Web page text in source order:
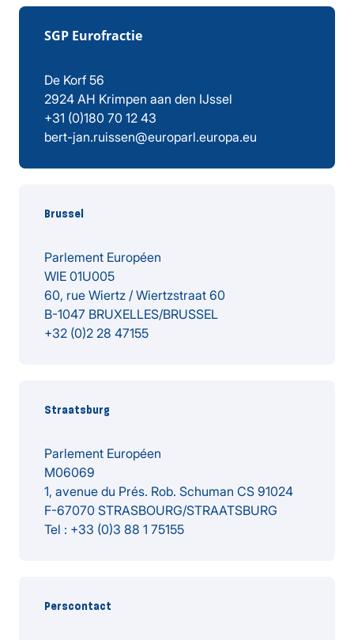
SGP Eurofractie
De Korf 56
2924 AH Krimpen aan den IJssel
+31 (0)180 70 12 43
bert-jan.ruissen@europarl.europa.eu
Brussel
Parlement Européen
WIE 01U005
60, rue Wiertz / Wiertzstraat 60
B-1047 BRUXELLES/BRUSSEL
+32 (0)2 28 47155
Straatsburg
Parlement Européen
M06069
1, avenue du Prés. Rob. Schuman CS 91024
F-67070 STRASBOURG/STRAATSBURG
Tel : +33 (0)3 88 1 75155
Perscontact